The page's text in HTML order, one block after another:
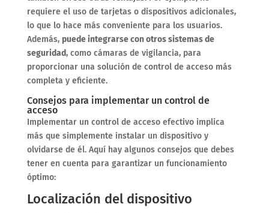
requiere el uso de tarjetas o dispositivos adicionales,
lo que lo hace más conveniente para los usuarios.
Además, puede integrarse con otros sistemas de
seguridad, como cámaras de vigilancia, para
proporcionar una solución de control de acceso más
completa y eficiente.
Consejos para implementar un control de
acceso
Implementar un control de acceso efectivo implica
más que simplemente instalar un dispositivo y
olvidarse de él. Aquí hay algunos consejos que debes
tener en cuenta para garantizar un funcionamiento
óptimo:
Localización del dispositivo